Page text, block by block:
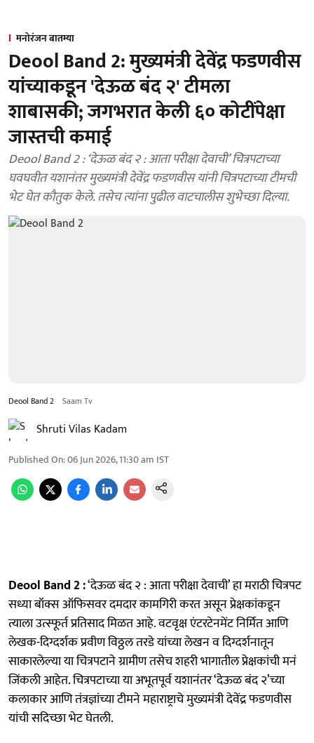
मनोरंजन बातम्या
Deool Band 2: मुख्यमंत्री देवेंद्र फडणवीस
यांच्याकडून 'देऊळ बंद २' टीमला
शाबासकी; जगभरात केली ६० कोटींपेक्षा
जास्तची कमाई
Deool Band 2 : ‘देऊळ बंद २ : आता परीक्षा देवाची’ चित्रपटाच्या
घवघवीत यशानंतर मुख्यमंत्री देवेंद्र फडणवीस यांनी चित्रपटाच्या टीमची
भेट घेत कौतुक केले. तसेच त्यांना पुढील वाटचालीस शुभेच्छा दिल्या.
Deool Band 2 Saam Tv
Shruti Vilas Kadam
Published On:06 Jun 2026, 11:30 am IST
Deool Band 2 :‘देऊळ बंद २ : आता परीक्षा देवाची’ हा मराठी चित्रपट
सध्या बॉक्स ऑफिसवर दमदार कामगिरी करत असून प्रेक्षकांकडून
त्याला उत्स्फूर्त प्रतिसाद मिळत आहे. वटवृक्ष एंटरटेनमेंट निर्मित आणि
लेखक-दिग्दर्शक प्रवीण विठ्ठल तरडे यांच्या लेखन व दिग्दर्शनातून
साकारलेल्या या चित्रपटाने ग्रामीण तसेच शहरी भागातील प्रेक्षकांची मनं
जिंकली आहेत. चित्रपटाच्या या अभूतपूर्व यशानंतर ‘देऊळ बंद २’च्या
कलाकार आणि तंत्रज्ञांच्या टीमने महाराष्ट्राचे मुख्यमंत्री देवेंद्र फडणवीस
यांची सदिच्छा भेट घेतली.